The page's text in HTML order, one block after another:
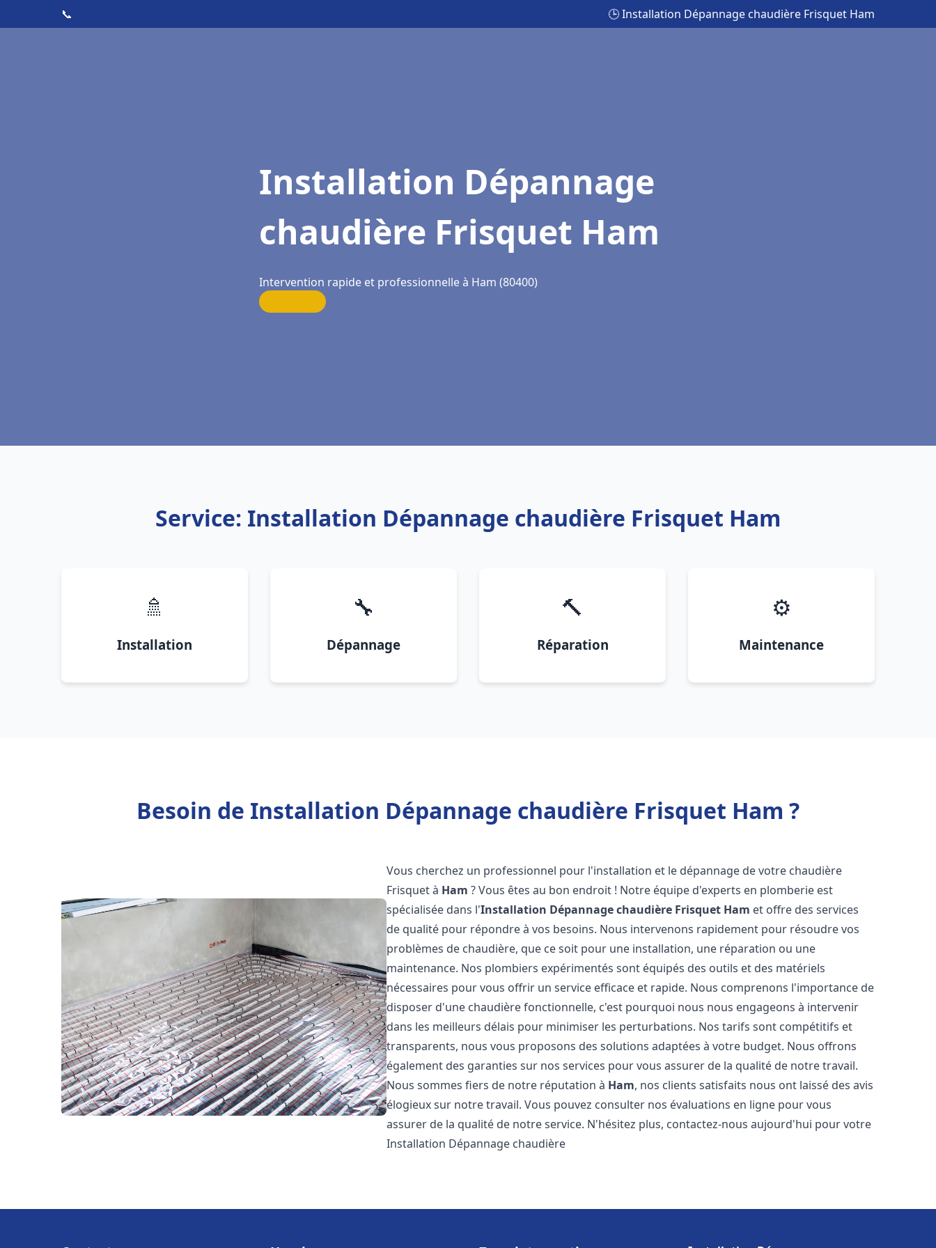
📞 🕒 Installation Dépannage chaudière Frisquet Ham
Installation Dépannage
chaudière Frisquet Ham
Intervention rapide et professionnelle à Ham (80400)
Service: Installation Dépannage chaudière Frisquet Ham
🚿
Installation
🔧
Dépannage
🔨
Réparation
⚙️
Maintenance
Besoin de Installation Dépannage chaudière Frisquet Ham ?
Vous cherchez un professionnel pour l'installation et le dépannage de votre chaudière
Frisquet à Ham ? Vous êtes au bon endroit ! Notre équipe d'experts en plomberie est
spécialisée dans l'Installation Dépannage chaudière Frisquet Ham et offre des services
de qualité pour répondre à vos besoins. Nous intervenons rapidement pour résoudre vos
problèmes de chaudière, que ce soit pour une installation, une réparation ou une
maintenance. Nos plombiers expérimentés sont équipés des outils et des matériels
nécessaires pour vous offrir un service efficace et rapide. Nous comprenons l'importance de
disposer d'une chaudière fonctionnelle, c'est pourquoi nous nous engageons à intervenir
dans les meilleurs délais pour minimiser les perturbations. Nos tarifs sont compétitifs et
transparents, nous vous proposons des solutions adaptées à votre budget. Nous offrons
également des garanties sur nos services pour vous assurer de la qualité de notre travail.
Nous sommes fiers de notre réputation à Ham, nos clients satisfaits nous ont laissé des avis
élogieux sur notre travail. Vous pouvez consulter nos évaluations en ligne pour vous
assurer de la qualité de notre service. N'hésitez plus, contactez-nous aujourd'hui pour votre
Installation Dépannage chaudière